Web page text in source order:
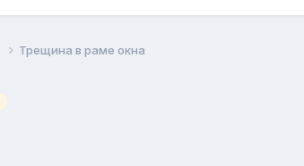
Трещина в раме окна